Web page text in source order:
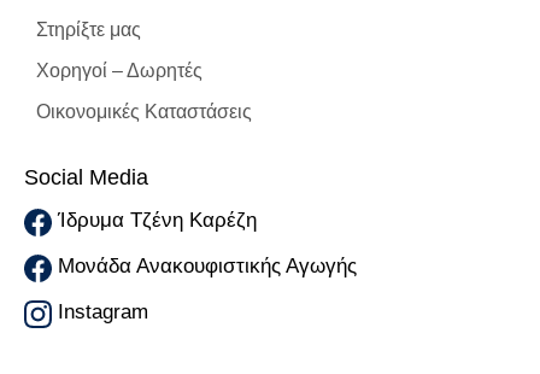
Στηρίξτε μας
Χορηγοί – Δωρητές
Οικονομικές Καταστάσεις
Social Media
Ίδρυμα Τζένη Καρέζη
Μονάδα Ανακουφιστικής Αγωγής
Instagram